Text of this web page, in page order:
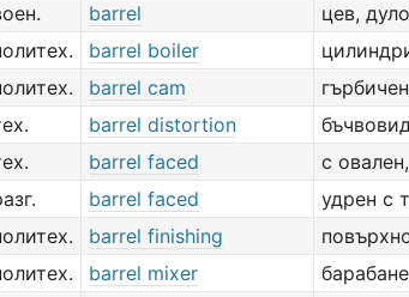
barrel
цев, дуло
barrel boiler
barrel cam
barrel distortion
barrel faced
с
barrel faced
удрен с
barrel finishing
barrel mixer